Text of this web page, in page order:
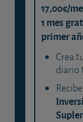
17,00€/
1 mes
primer
Crea
diario